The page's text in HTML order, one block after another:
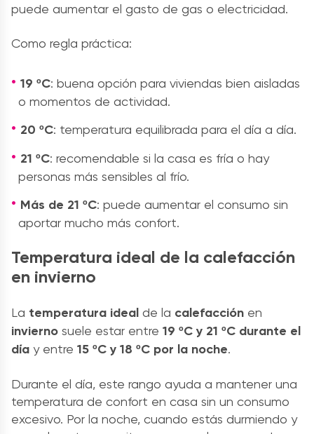
puede aumentar el gasto de gas o electricidad.
Como regla práctica:
19 ºC: buena opción para viviendas bien aisladas
o momentos de actividad.
20 ºC: temperatura equilibrada para el día a día.
21 ºC: recomendable si la casa es fría o hay
personas más sensibles al frío.
Más de 21 ºC: puede aumentar el consumo sin
aportar mucho más confort.
Temperatura ideal de la calefacción
en invierno
La temperatura ideal de la calefacción en
invierno suele estar entre 19 ºC y 21 ºC durante el
día y entre 15 ºC y 18 ºC por la noche.
Durante el día, este rango ayuda a mantener una
temperatura de confort en casa sin un consumo
excesivo. Por la noche, cuando estás durmiendo y